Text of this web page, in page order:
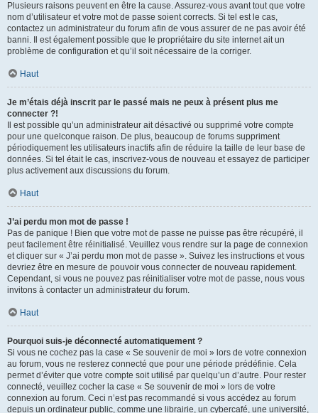
Plusieurs raisons peuvent en être la cause. Assurez-vous avant tout que votre
nom d’utilisateur et votre mot de passe soient corrects. Si tel est le cas,
contactez un administrateur du forum afin de vous assurer de ne pas avoir été
banni. Il est également possible que le propriétaire du site internet ait un
problème de configuration et qu’il soit nécessaire de la corriger.
Haut
Je m’étais déjà inscrit par le passé mais ne peux à présent plus me
connecter ?!
Il est possible qu’un administrateur ait désactivé ou supprimé votre compte
pour une quelconque raison. De plus, beaucoup de forums suppriment
périodiquement les utilisateurs inactifs afin de réduire la taille de leur base de
données. Si tel était le cas, inscrivez-vous de nouveau et essayez de participer
plus activement aux discussions du forum.
Haut
J’ai perdu mon mot de passe !
Pas de panique ! Bien que votre mot de passe ne puisse pas être récupéré, il
peut facilement être réinitialisé. Veuillez vous rendre sur la page de connexion
et cliquer sur « J’ai perdu mon mot de passe ». Suivez les instructions et vous
devriez être en mesure de pouvoir vous connecter de nouveau rapidement.
Cependant, si vous ne pouvez pas réinitialiser votre mot de passe, nous vous
invitons à contacter un administrateur du forum.
Haut
Pourquoi suis-je déconnecté automatiquement ?
Si vous ne cochez pas la case « Se souvenir de moi » lors de votre connexion
au forum, vous ne resterez connecté que pour une période prédéfinie. Cela
permet d’éviter que votre compte soit utilisé par quelqu’un d’autre. Pour rester
connecté, veuillez cocher la case « Se souvenir de moi » lors de votre
connexion au forum. Ceci n’est pas recommandé si vous accédez au forum
depuis un ordinateur public, comme une librairie, un cybercafé, une université,